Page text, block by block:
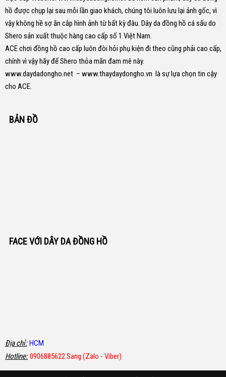
hồ được chụp lại sau mỗi lần giao khách, chúng tôi luôn lưu lại ảnh gốc, vì
vậy không hề sợ ăn cắp hình ảnh từ bất kỳ đâu. Dây da đồng hồ cá sấu do
Shero sản xuất thuộc hàng cao cấp số 1 Việt Nam.
ACE chơi đồng hồ cao cấp luôn đòi hỏi phụ kiện đi theo cũng phải cao cấp,
chính vì vậy hãy để Shero thỏa mãn đam mê này.
www.daydadongho.net – www.thaydaydongho.vn là sự lựa chọn tin cậy
cho ACE.
BẢN ĐỒ
FACE VỚI DÂY DA ĐỒNG HỒ
Địa chỉ: HCM
Hotline: 0906885622 Sang (Zalo - Viber)